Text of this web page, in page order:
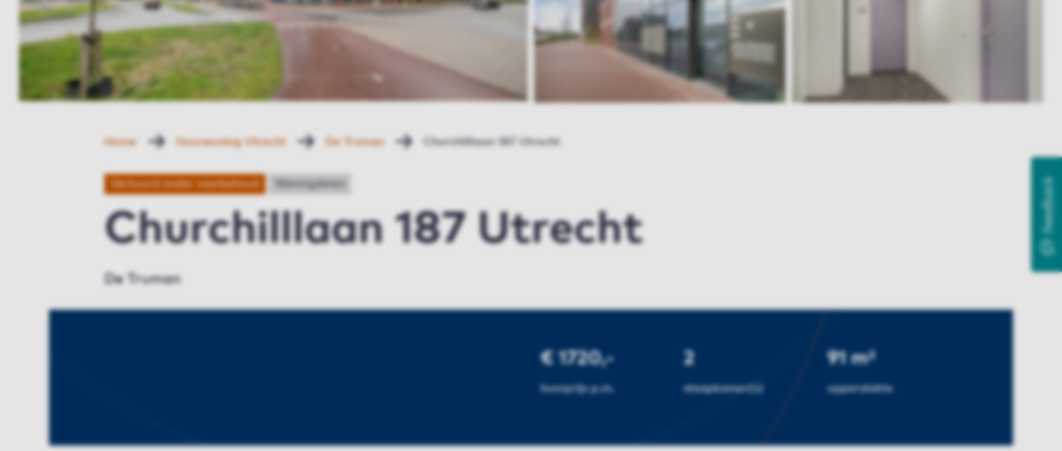
Home Huurwoning Utrecht De Truman Churchilllaan 187 Utrecht
Verhuurd onder voorbehoud Woningdelen
Churchilllaan 187 Utrecht
De Truman
€ 1720,-
huurprijs p.m.
2
slaapkamer(s)
91 m²
oppervlakte
Feedback